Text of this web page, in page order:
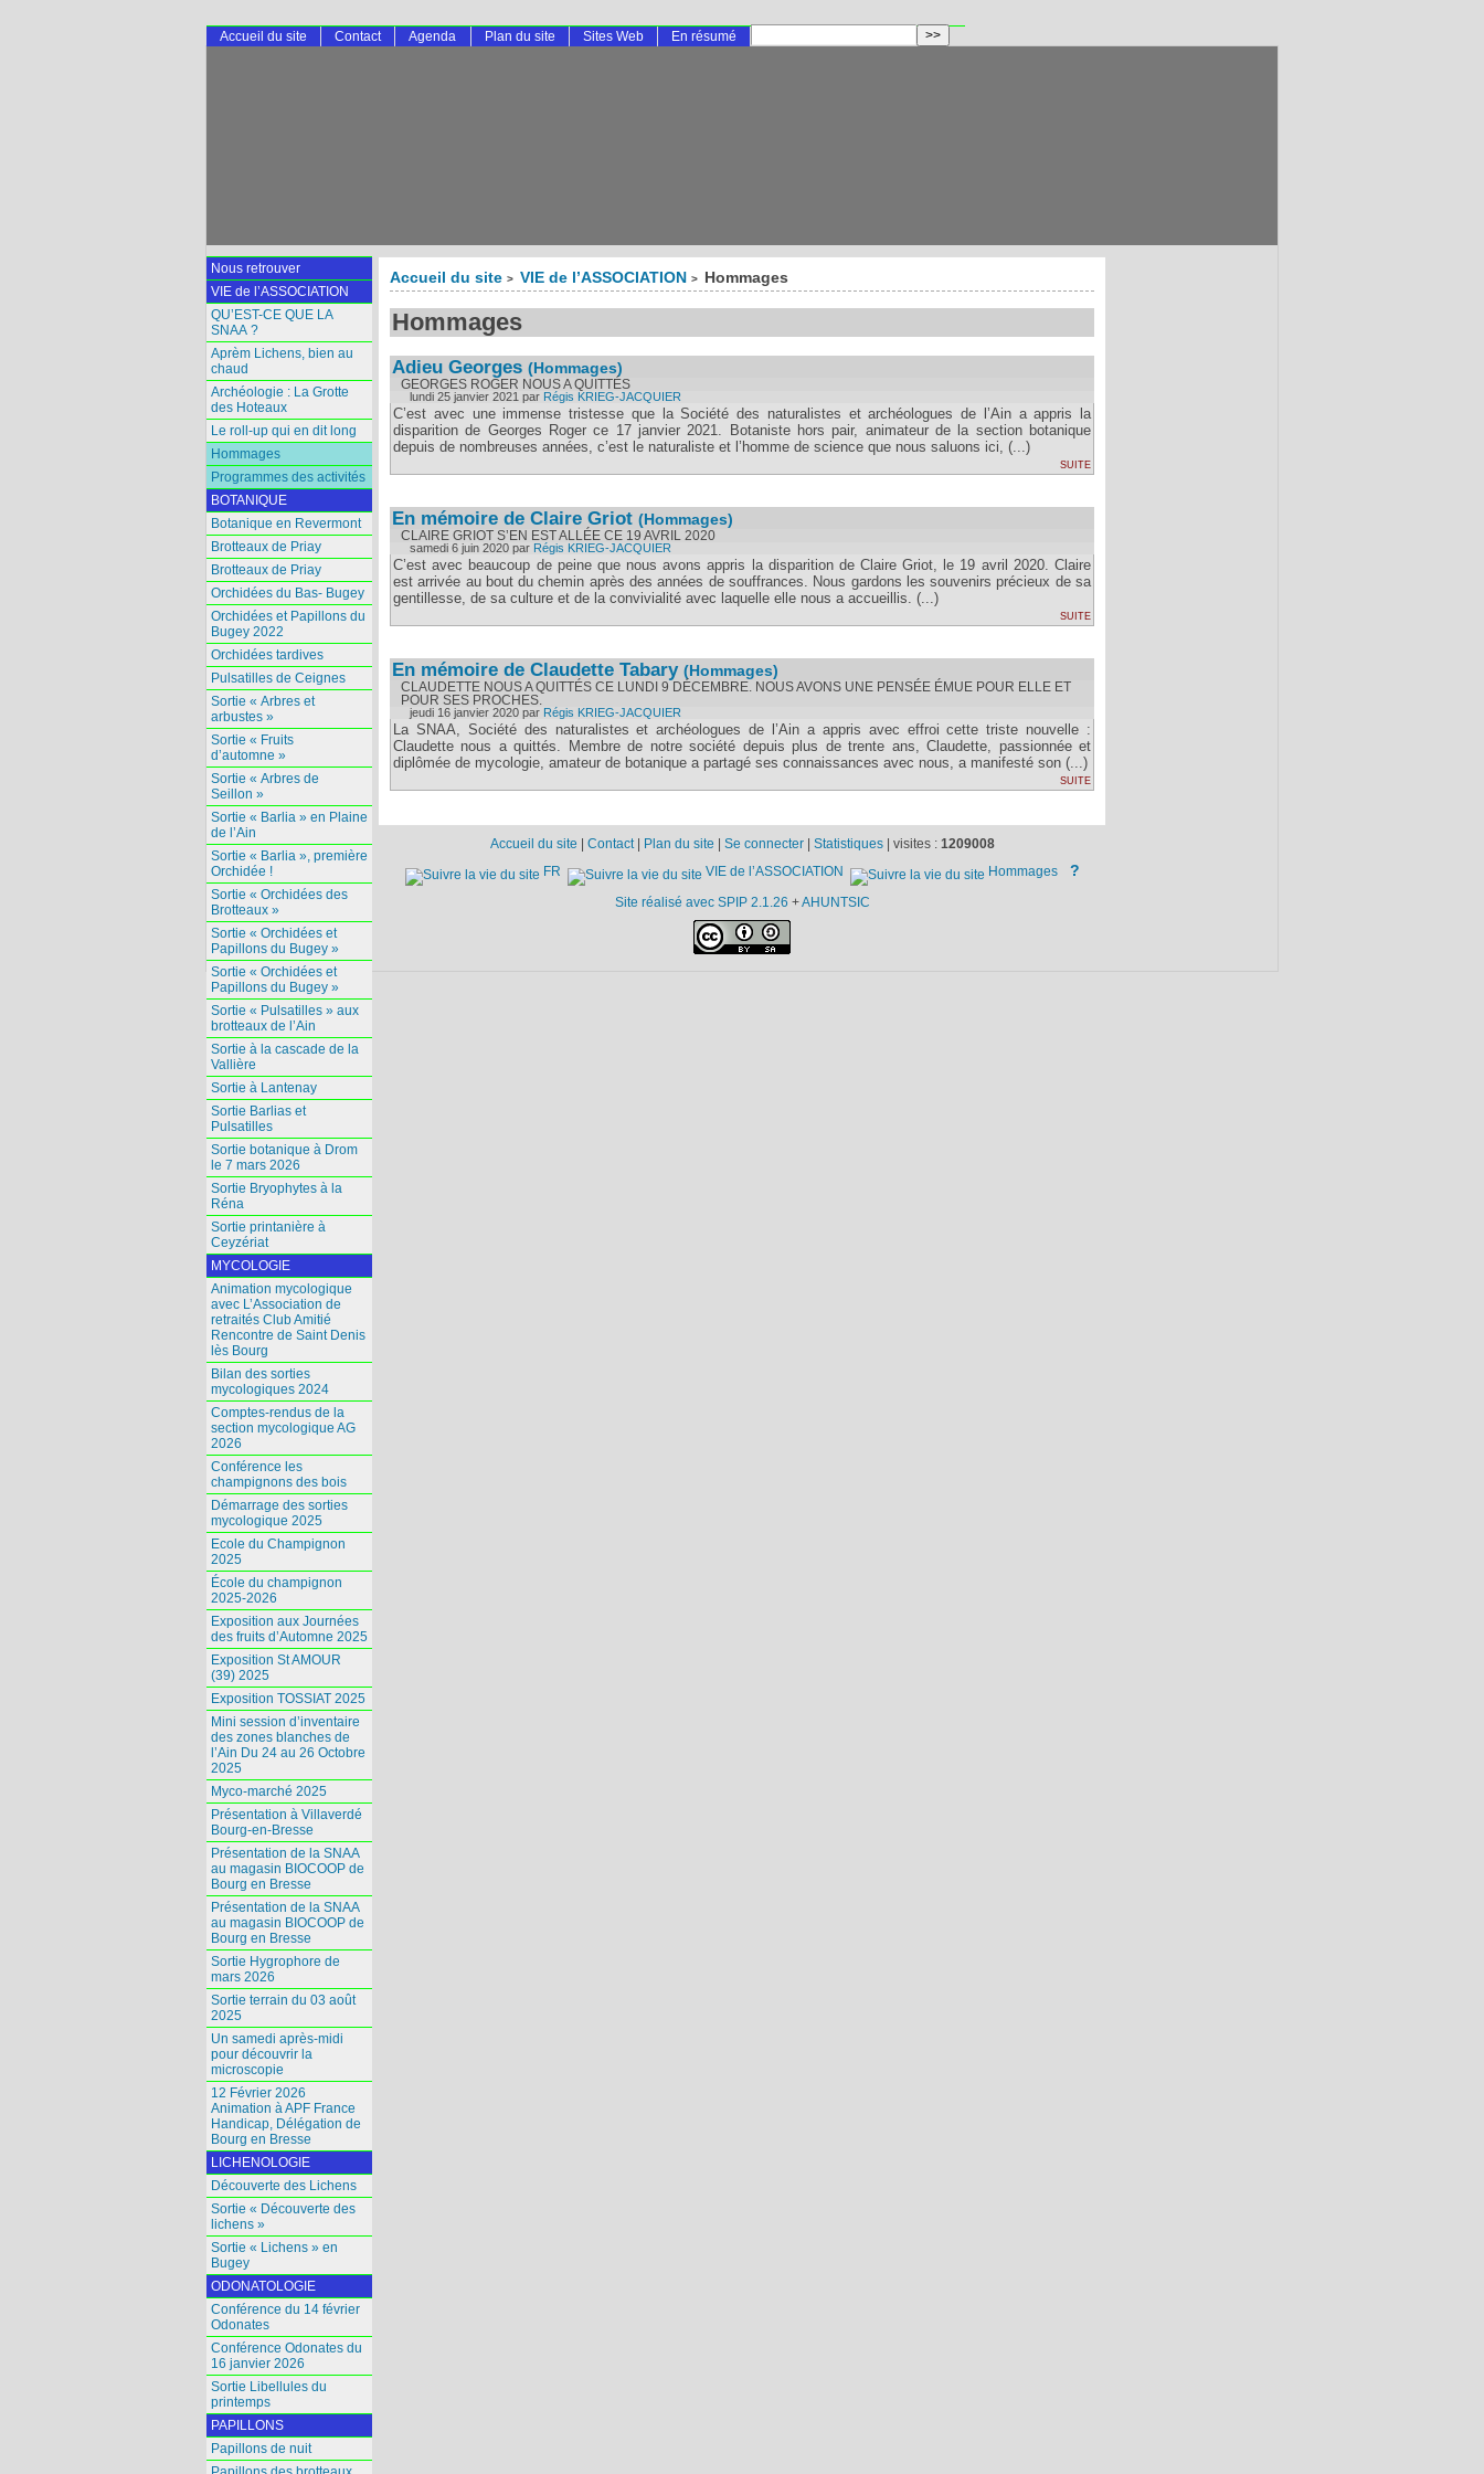
Accueil du site > VIE de l’ASSOCIATION > Hommages
Hommages
Adieu Georges (Hommages)
GEORGES ROGER NOUS A QUITTÉS
lundi 25 janvier 2021 par Régis KRIEG-JACQUIER
C’est avec une immense tristesse que la Société des naturalistes et archéologues de l’Ain a appris la
disparition de Georges Roger ce 17 janvier 2021. Botaniste hors pair, animateur de la section botanique
depuis de nombreuses années, c’est le naturaliste et l’homme de science que nous saluons ici, (...)
suite
En mémoire de Claire Griot (Hommages)
CLAIRE GRIOT S’EN EST ALLÉE CE 19 AVRIL 2020
samedi 6 juin 2020 par Régis KRIEG-JACQUIER
C’est avec beaucoup de peine que nous avons appris la disparition de Claire Griot, le 19 avril 2020. Claire
est arrivée au bout du chemin après des années de souffrances. Nous gardons les souvenirs précieux de sa
gentillesse, de sa culture et de la convivialité avec laquelle elle nous a accueillis. (...)
suite
En mémoire de Claudette Tabary (Hommages)
CLAUDETTE NOUS A QUITTÉS CE LUNDI 9 DÉCEMBRE. NOUS AVONS UNE PENSÉE ÉMUE POUR ELLE ET
POUR SES PROCHES.
jeudi 16 janvier 2020 par Régis KRIEG-JACQUIER
La SNAA, Société des naturalistes et archéologues de l’Ain a appris avec effroi cette triste nouvelle :
Claudette nous a quittés. Membre de notre société depuis plus de trente ans, Claudette, passionnée et
diplômée de mycologie, amateur de botanique a partagé ses connaissances avec nous, a manifesté son (...)
suite
Accueil du site Contact Agenda Plan du site Sites Web En résumé
Nous retrouver
VIE de l’ASSOCIATION
QU’EST-CE QUE LA
SNAA ?
Aprèm Lichens, bien au
chaud
Archéologie : La Grotte
des Hoteaux
Le roll-up qui en dit long
Hommages
Programmes des activités
BOTANIQUE
Botanique en Revermont
Brotteaux de Priay
Brotteaux de Priay
Orchidées du Bas- Bugey
Orchidées et Papillons du
Bugey 2022
Orchidées tardives
Pulsatilles de Ceignes
Sortie « Arbres et
arbustes »
Sortie « Fruits
d’automne »
Sortie « Arbres de
Seillon »
Sortie « Barlia » en Plaine
de l’Ain
Sortie « Barlia », première
Orchidée !
Sortie « Orchidées des
Brotteaux »
Sortie « Orchidées et
Papillons du Bugey »
Sortie « Orchidées et
Papillons du Bugey »
Sortie « Pulsatilles » aux
brotteaux de l’Ain
Sortie à la cascade de la
Vallière
Sortie à Lantenay
Sortie Barlias et
Pulsatilles
Sortie botanique à Drom
le 7 mars 2026
Sortie Bryophytes à la
Réna
Sortie printanière à
Ceyzériat
MYCOLOGIE
Animation mycologique
avec L’Association de
retraités Club Amitié
Rencontre de Saint Denis
lès Bourg
Bilan des sorties
mycologiques 2024
Comptes-rendus de la
section mycologique AG
2026
Conférence les
champignons des bois
Démarrage des sorties
mycologique 2025
Ecole du Champignon
2025
École du champignon
2025-2026
Exposition aux Journées
des fruits d’Automne 2025
Exposition St AMOUR
(39) 2025
Exposition TOSSIAT 2025
Mini session d’inventaire
des zones blanches de
l’Ain Du 24 au 26 Octobre
2025
Myco-marché 2025
Présentation à Villaverdé
Bourg-en-Bresse
Présentation de la SNAA
au magasin BIOCOOP de
Bourg en Bresse
Présentation de la SNAA
au magasin BIOCOOP de
Bourg en Bresse
Sortie Hygrophore de
mars 2026
Sortie terrain du 03 août
2025
Un samedi après-midi
pour découvrir la
microscopie
12 Février 2026
Animation à APF France
Handicap, Délégation de
Bourg en Bresse
LICHENOLOGIE
Découverte des Lichens
Sortie « Découverte des
lichens »
Sortie « Lichens » en
Bugey
ODONATOLOGIE
Conférence du 14 février
Odonates
Conférence Odonates du
16 janvier 2026
Sortie Libellules du
printemps
PAPILLONS
Papillons de nuit
Accueil du site Contact| Plan du site Se connecter| Statistiques| visites : 1209008
FR
VIE de l’ASSOCIATION Hommages ?
Site réalisé avec SPIP 2.1.26 + AHUNTSIC